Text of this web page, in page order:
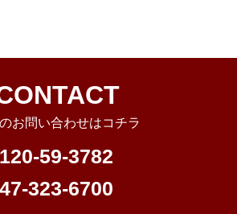
お問い合わせはコチラ
59-3782
323-6700